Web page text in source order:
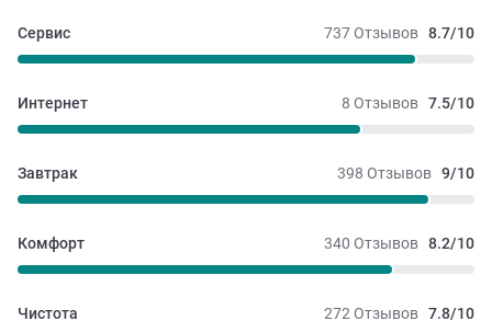
737 Отзывов 8.7/10
Сервис
8 Отзывов 7.5/10
Интернет
398 Отзывов 9/10
Завтрак
340 Отзывов 8.2/10
Комфорт
272 Отзывов 7.8/10
Чистота